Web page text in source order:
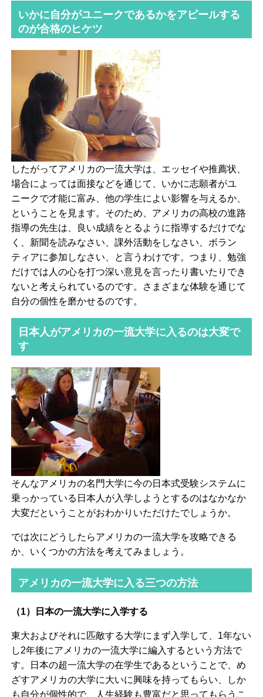
いかに自分がユニークであるかをアピールする
のが合格のヒケツ
したがってアメリカの一流大学は、エッセイや推薦状、
場合によっては面接などを通じて、いかに志願者がユ
ニークで才能に富み、他の学生によい影響を与えるか、
ということを見ます。そのため、アメリカの高校の進路
指導の先生は、良い成績をとるように指導するだけでな
く、新聞を読みなさい、課外活動をしなさい、ボラン
ティアに参加しなさい、と言うわけです。つまり、勉強
だけでは人の心を打つ深い意見を言ったり書いたりでき
ないと考えられているのです。さまざまな体験を通じて
自分の個性を磨かせるのです。
日本人がアメリカの一流大学に入るのは大変で
す
そんなアメリカの名門大学に今の日本式受験システムに
乗っかっている日本人が入学しようとするのはなかなか
大変だということがおわかりいただけたでしょうか。
では次にどうしたらアメリカの一流大学を攻略できる
か、いくつかの方法を考えてみましょう。
アメリカの一流大学に入る三つの方法
（1）日本の一流大学に入学する
東大およびそれに匹敵する大学にまず入学して、1年ない
し2年後にアメリカの一流大学に編入するという方法で
す。日本の超一流大学の在学生であるということで、め
ざすアメリカの大学に大いに興味を持ってもらい、しか
も自分が個性的で、人生経験も豊富だと思ってもらうこ